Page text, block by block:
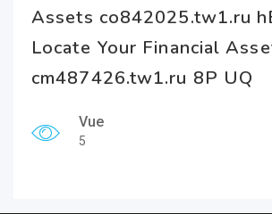
Assets co842025.tw1.ru
Locate Your Financial
cm487426.tw1.ru 8P UQ
Vue
5